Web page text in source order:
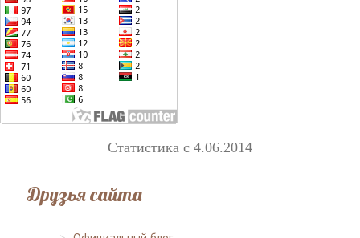
Статистика с 4.06.2014
Друзья сайта